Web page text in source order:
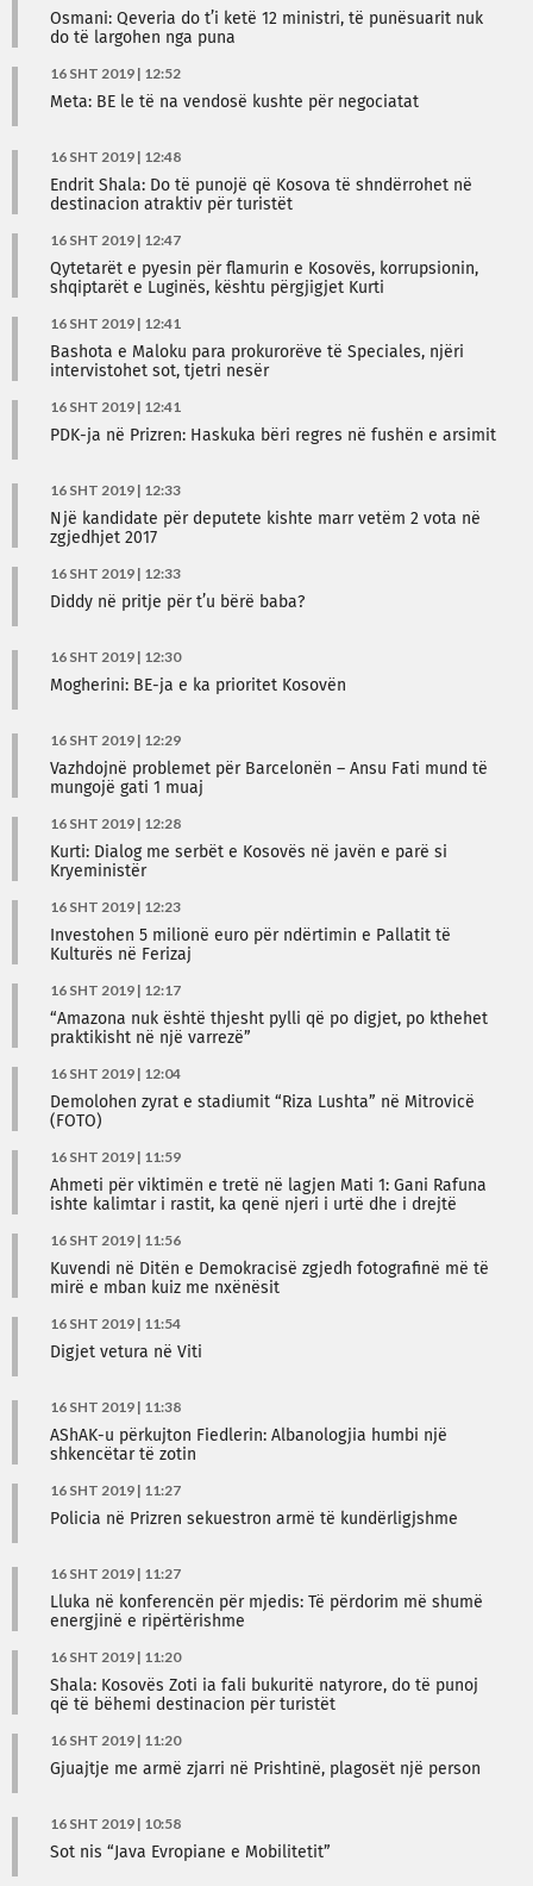
Osmani: Qeveria do t’i ketë 12 ministri, të punësuarit nuk
do të largohen nga puna
16 SHT 2019 | 12:52
Meta: BE le të na vendosë kushte për negociatat
16 SHT 2019 | 12:48
Endrit Shala: Do të punojë që Kosova të shndërrohet në
destinacion atraktiv për turistët
16 SHT 2019 | 12:47
Qytetarët e pyesin për flamurin e Kosovës, korrupsionin,
shqiptarët e Luginës, kështu përgjigjet Kurti
16 SHT 2019 | 12:41
Bashota e Maloku para prokurorëve të Speciales, njëri
intervistohet sot, tjetri nesër
16 SHT 2019 | 12:41
PDK-ja në Prizren: Haskuka bëri regres në fushën e arsimit
16 SHT 2019 | 12:33
Një kandidate për deputete kishte marr vetëm 2 vota në
zgjedhjet 2017
16 SHT 2019 | 12:33
Diddy në pritje për t’u bërë baba?
16 SHT 2019 | 12:30
Mogherini: BE-ja e ka prioritet Kosovën
16 SHT 2019 | 12:29
Vazhdojnë problemet për Barcelonën – Ansu Fati mund të
mungojë gati 1 muaj
16 SHT 2019 | 12:28
Kurti: Dialog me serbët e Kosovës në javën e parë si
Kryeministër
16 SHT 2019 | 12:23
Investohen 5 milionë euro për ndërtimin e Pallatit të
Kulturës në Ferizaj
16 SHT 2019 | 12:17
“Amazona nuk është thjesht pylli që po digjet, po kthehet
praktikisht në një varrezë”
16 SHT 2019 | 12:04
Demolohen zyrat e stadiumit “Riza Lushta” në Mitrovicë
(FOTO)
16 SHT 2019 | 11:59
Ahmeti për viktimën e tretë në lagjen Mati 1: Gani Rafuna
ishte kalimtar i rastit, ka qenë njeri i urtë dhe i drejtë
16 SHT 2019 | 11:56
Kuvendi në Ditën e Demokracisë zgjedh fotografinë më të
mirë e mban kuiz me nxënësit
16 SHT 2019 | 11:54
Digjet vetura në Viti
16 SHT 2019 | 11:38
AShAK-u përkujton Fiedlerin: Albanologjia humbi një
shkencëtar të zotin
16 SHT 2019 | 11:27
Policia në Prizren sekuestron armë të kundërligjshme
16 SHT 2019 | 11:27
Lluka në konferencën për mjedis: Të përdorim më shumë
energjinë e ripërtërishme
16 SHT 2019 | 11:20
Shala: Kosovës Zoti ia fali bukuritë natyrore, do të punoj
që të bëhemi destinacion për turistët
16 SHT 2019 | 11:20
Gjuajtje me armë zjarri në Prishtinë, plagosët një person
16 SHT 2019 | 10:58
Sot nis “Java Evropiane e Mobilitetit”